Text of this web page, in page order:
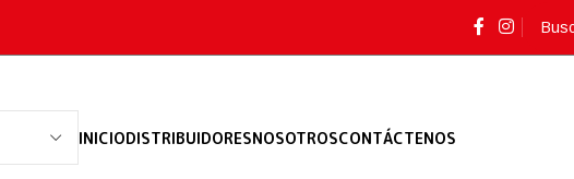
INICIODISTRIBUIDORESNOSOTROSCONTÁCTENOS